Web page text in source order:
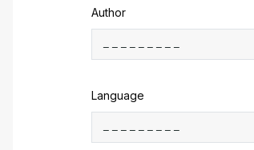
Author
Language